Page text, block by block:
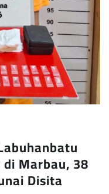
Marbau, 38
Disita